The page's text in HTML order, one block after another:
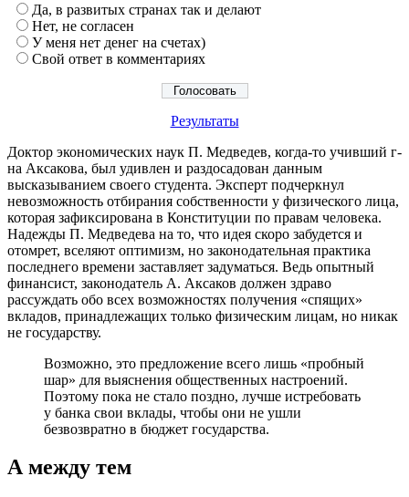
Да, в развитых странах так и делают
Нет, не согласен
У меня нет денег на счетах)
Свой ответ в комментариях
Результаты
Доктор экономических наук П. Медведев, когда-то учивший г-
на Аксакова, был удивлен и раздосадован данным
высказыванием своего студента. Эксперт подчеркнул
невозможность отбирания собственности у физического лица,
которая зафиксирована в Конституции по правам человека.
Надежды П. Медведева на то, что идея скоро забудется и
отомрет, вселяют оптимизм, но законодательная практика
последнего времени заставляет задуматься. Ведь опытный
финансист, законодатель А. Аксаков должен здраво
рассуждать обо всех возможностях получения «спящих»
вкладов, принадлежащих только физическим лицам, но никак
не государству.
Возможно, это предложение всего лишь «пробный
шар» для выяснения общественных настроений.
Поэтому пока не стало поздно, лучше истребовать
у банка свои вклады, чтобы они не ушли
безвозвратно в бюджет государства.
А между тем